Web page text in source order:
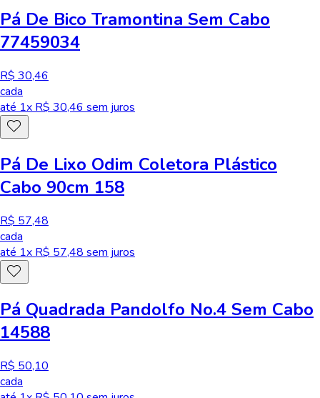
Pá De Bico Tramontina Sem Cabo
77459034
R$ 30,46
cada
até 1x R$ 30,46 sem juros
Pá De Lixo Odim Coletora Plástico
Cabo 90cm 158
R$ 57,48
cada
até 1x R$ 57,48 sem juros
Pá Quadrada Pandolfo No.4 Sem Cabo
14588
R$ 50,10
cada